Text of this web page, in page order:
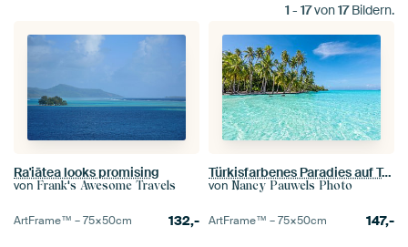
1 - 17von17Bildern.
Ra'iātea looks promising
von Frank's Awesome Travels
ArtFrame™ –75×50cm 132,-
Türkisfarbenes Paradies auf Tahaa, Französisch-Polynesien
von Nancy Pauwels Photo
ArtFrame™ –75×50cm 147,-